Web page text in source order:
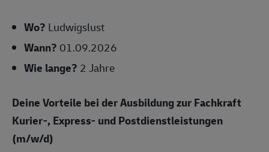
Wo? Ludwigslust
Wann? 01.09.2026
Wie lange? 2 Jahre
Deine Vorteile bei der Ausbildung zur Fachkraft
Kurier-, Express- und Postdienstleistungen
(m/w/d)